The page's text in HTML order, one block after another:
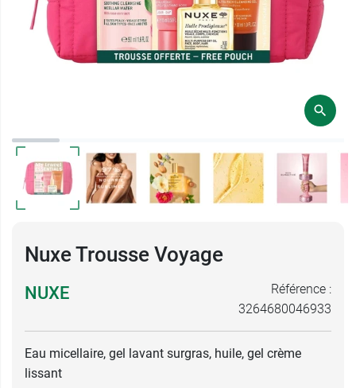
Nuxe Trousse Voyage
NUXE
Référence :
3264680046933
Eau micellaire, gel lavant surgras, huile, gel crème
lissant